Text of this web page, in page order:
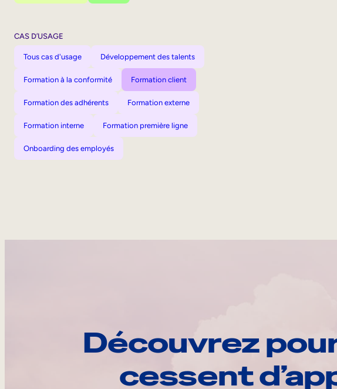
CAS D’USAGE
Tous cas d'usage Développement des talents
Formation à la conformité Formation client
Formation des adhérents Formation externe
Formation interne Formation première ligne
Onboarding des employés
Découvrez
cessent